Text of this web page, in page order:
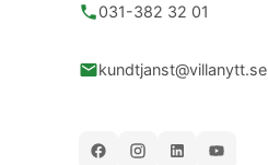
031-382 32 01
kundtjanst@villanytt.se